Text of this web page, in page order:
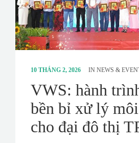
10 THÁNG 2, 2026 IN NEWS &
VWS: hành
bền bỉ xử lý
cho đại đô thị